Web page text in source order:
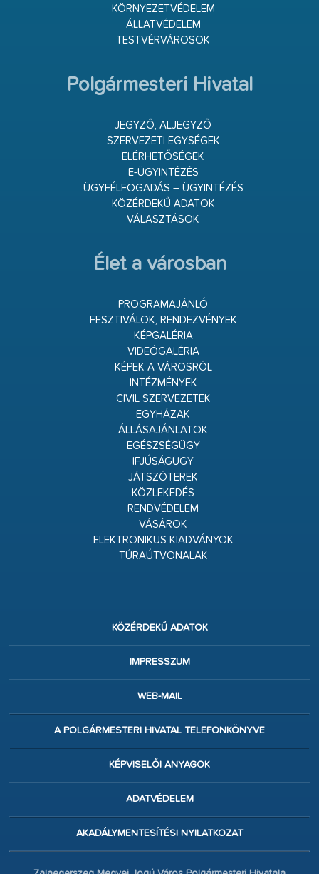
KÖRNYEZETVÉDELEM
ÁLLATVÉDELEM
TESTVÉRVÁROSOK
Polgármesteri Hivatal
JEGYZŐ, ALJEGYZŐ
SZERVEZETI EGYSÉGEK
ELÉRHETŐSÉGEK
E-ÜGYINTÉZÉS
ÜGYFÉLFOGADÁS – ÜGYINTÉZÉS
KÖZÉRDEKŰ ADATOK
VÁLASZTÁSOK
Élet a városban
PROGRAMAJÁNLÓ
FESZTIVÁLOK, RENDEZVÉNYEK
KÉPGALÉRIA
VIDEÓGALÉRIA
KÉPEK A VÁROSRÓL
INTÉZMÉNYEK
CIVIL SZERVEZETEK
EGYHÁZAK
ÁLLÁSAJÁNLATOK
EGÉSZSÉGÜGY
IFJÚSÁGÜGY
JÁTSZÓTEREK
KÖZLEKEDÉS
RENDVÉDELEM
VÁSÁROK
ELEKTRONIKUS KIADVÁNYOK
TÚRAÚTVONALAK
KÖZÉRDEKŰ ADATOK
IMPRESSZUM
WEB-MAIL
A POLGÁRMESTERI HIVATAL TELEFONKÖNYVE
KÉPVISELŐI ANYAGOK
ADATVÉDELEM
AKADÁLYMENTESÍTÉSI NYILATKOZAT